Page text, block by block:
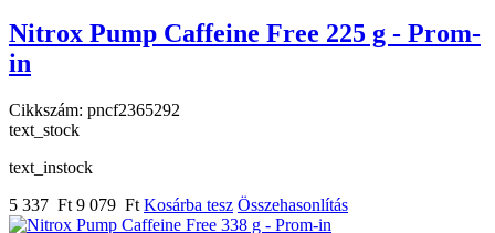
Nitrox Pump Caffeine Free 225 g - Prom-
in
Cikkszám: pncf2365292
text_stock
text_instock
5 337 Ft 9 079 Ft Kosárba tesz Összehasonlítás